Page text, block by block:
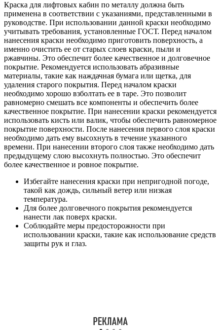
Краска для лифтовых кабин по металлу должна быть
применена в соответствии с указаниями, представленными в
руководстве. При использовании данной краски необходимо
учитывать требования, установленные ГОСТ. Перед началом
нанесения краски необходимо приготовить поверхность, а
именно очистить ее от старых слоев краски, пыли и
ржавчины. Это обеспечит более качественное и долговечное
покрытие. Рекомендуется использовать абразивные
материалы, такие как наждачная бумага или щетка, для
удаления старого покрытия. Перед началом краски
необходимо хорошо взболтать ее в таре. Это позволит
равномерно смешать все компоненты и обеспечить более
качественное покрытие. При нанесении краски рекомендуется
использовать кисть или валик, чтобы обеспечить равномерное
покрытие поверхности. После нанесения первого слоя краски
необходимо дать ему высохнуть в течение указанного
времени. При нанесении второго слоя также необходимо дать
предыдущему слою высохнуть полностью. Это обеспечит
более качественное и ровное покрытие.
Избегайте нанесения краски при непригодной погоде,
такой как дождь, сильный ветер или низкая
температура.
Для более долговечного покрытия рекомендуется
нанести лак поверх краски.
Соблюдайте меры предосторожности при
использовании краски, такие как использование средств
защиты рук и глаз.